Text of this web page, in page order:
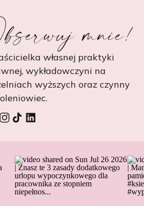
mnie!
własnej praktyki
wykładowczyni na
wyższych oraz czynny